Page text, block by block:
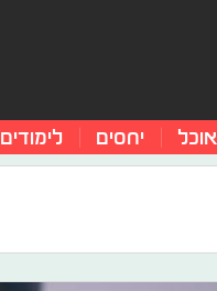
אוכל יחסים לימודים